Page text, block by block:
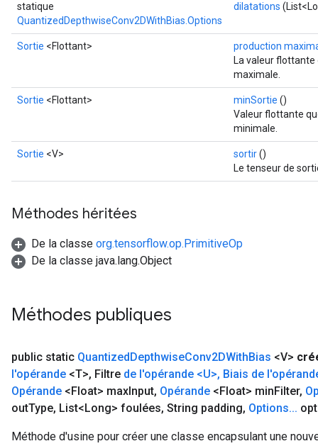
statique
QuantizedDepthwiseConv2DWithBias.Options
dilatations
Sortie <Flottant>
production
La valeur
maximale.
Sortie <Flottant> minSortie ()
Valeur flottante
minimale.
Sortie <V> sortir()
Le tenseur de
Méthodes héritées
De la classe org.tensorflow.op.PrimitiveOp
De la classe java.lang.Object
Méthodes publiques
public static QuantizedDepthwiseConv2DWithBias <V>
l'opérande <T>, Filtre de l'opérande <U>, Biais de
Opérande <Float> maxInput, Opérande <Float> minFilter,
outType, List<Long> foulées, String padding, Options...
Méthode d'usine pour créer une classe encapsulant une